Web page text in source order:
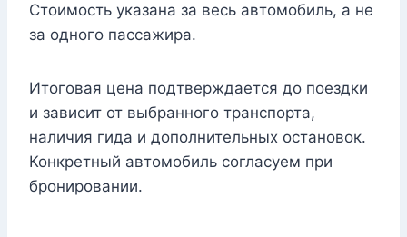
Стоимость указана за весь автомобиль, а не
за одного пассажира.
Итоговая цена подтверждается до поездки
и зависит от выбранного транспорта,
наличия гида и дополнительных остановок.
Конкретный автомобиль согласуем при
бронировании.